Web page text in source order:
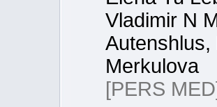
Vladimir N
Autenshlus,
Merkulova
[PERS